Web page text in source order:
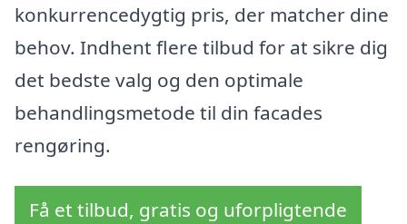
konkurrencedygtig pris, der matcher dine
behov. Indhent flere tilbud for at sikre dig
det bedste valg og den optimale
behandlingsmetode til din facades
rengøring.
Få et tilbud, gratis og uforpligtende